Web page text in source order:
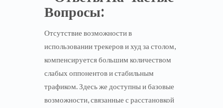
Вопросы:
Отсутствие возможности в
использовании трекеров и худ за столом,
компенсируется большим количеством
слабых оппонентов и стабильным
трафиком. Здесь же доступны и базовые
возможности, связанные с расстановкой